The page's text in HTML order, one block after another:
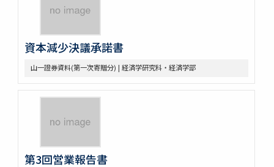
資本減少決議承諾書
山一證券資料(第一次寄贈分) | 経済学研究科・経済学部
第3回営業報告書